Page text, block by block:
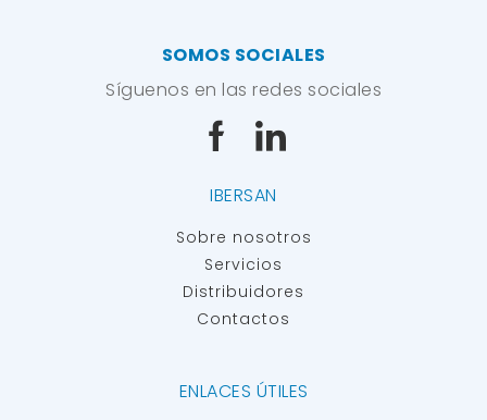
IBERSAN
Sobre nosotros
Servicios
Distribuidores
Contactos
SOMOS SOCIALES
Síguenos en las redes sociales
ENLACES ÚTILES